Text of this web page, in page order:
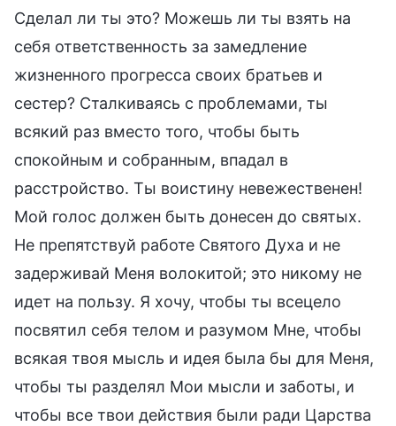
Сделал ли ты это? Можешь ли ты взять на
себя ответственность за замедление
жизненного прогресса своих братьев и
сестер? Сталкиваясь с проблемами, ты
всякий раз вместо того, чтобы быть
спокойным и собранным, впадал в
расстройство. Ты воистину невежественен!
Мой голос должен быть донесен до святых.
Не препятствуй работе Святого Духа и не
задерживай Меня волокитой; это никому не
идет на пользу. Я хочу, чтобы ты всецело
посвятил себя телом и разумом Мне, чтобы
всякая твоя мысль и идея была бы для Меня,
чтобы ты разделял Мои мысли и заботы, и
чтобы все твои действия были ради Царства